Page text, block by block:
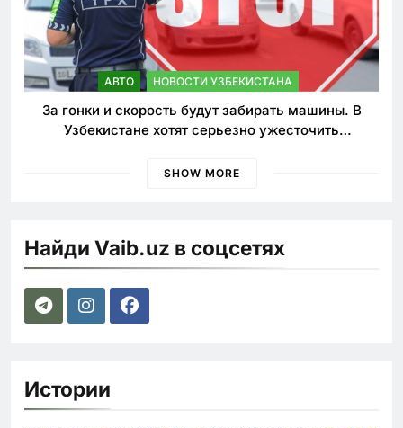
АВТО НОВОСТИ УЗБЕКИСТАНА
За гонки и скорость будут забирать машины. В
Узбекистане хотят серьезно ужесточить
SHOW MORE
Найди Vaib.uz в соцсетях
Истории